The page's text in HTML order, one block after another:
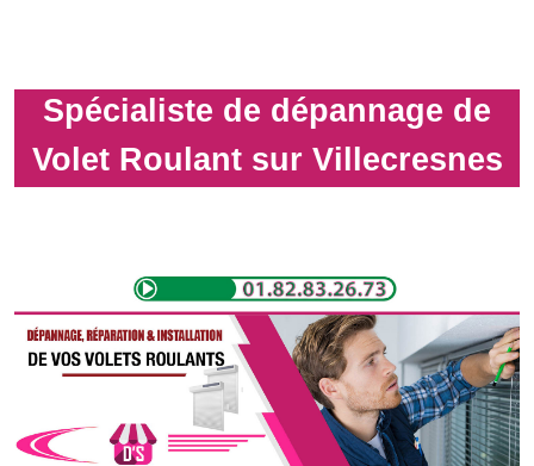
Spécialiste de dépannage de
Volet Roulant sur Villecresnes